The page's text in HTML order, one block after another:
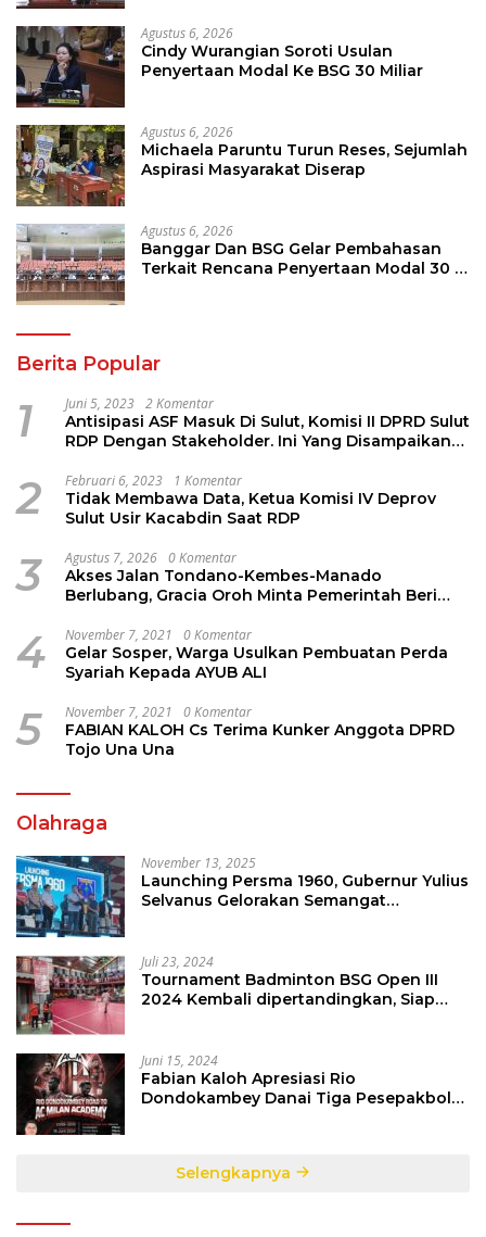
Agustus 6, 2026
Cindy Wurangian Soroti Usulan
Penyertaan Modal Ke BSG 30 Miliar
Agustus 6, 2026
Michaela Paruntu Turun Reses, Sejumlah
Aspirasi Masyarakat Diserap
Agustus 6, 2026
Banggar Dan BSG Gelar Pembahasan
Terkait Rencana Penyertaan Modal 30 M
Berita Popular
1 Juni 5, 2023 2 Komentar
Antisipasi ASF Masuk Di Sulut, Komisi II DPRD Sulut
RDP Dengan Stakeholder. Ini Yang Disampaikan
2 Februari 6, 2023 1 Komentar
Tidak Membawa Data, Ketua Komisi IV Deprov
Sulut Usir Kacabdin Saat RDP
3 Agustus 7, 2026 0 Komentar
Akses Jalan Tondano-Kembes-Manado
Berlubang, Gracia Oroh Minta Pemerintah Beri
4 November 7, 2021 0 Komentar
Gelar Sosper, Warga Usulkan Pembuatan Perda
Syariah Kepada AYUB ALI
5 November 7, 2021 0 Komentar
FABIAN KALOH Cs Terima Kunker Anggota DPRD
Tojo Una Una
Olahraga
November 13, 2025
Launching Persma 1960, Gubernur Yulius
Selvanus Gelorakan Semangat
Juli 23, 2024
Tournament Badminton BSG Open III
2024 Kembali dipertandingkan, Siap
Juni 15, 2024
Fabian Kaloh Apresiasi Rio
Dondokambey Danai Tiga Pesepakbola
Selengkapnya